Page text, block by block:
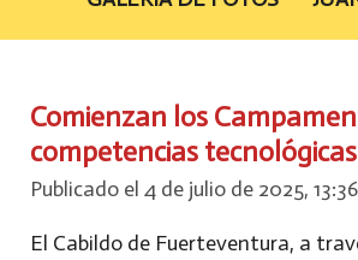
Comienzan los
competencias
Publicado el 4 de julio de 2025, 13:36
El Cabildo de Fuerteventura, a